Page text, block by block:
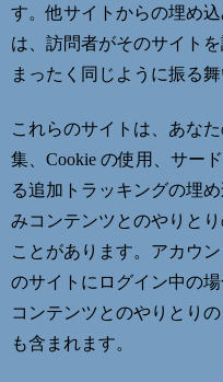
す。他サイトからの埋め
は、訪問者がそのサイト
まったく同じように振る舞
これらのサイトは、あな
集、Cookie の使用、サー
る追加トラッキングの埋
みコンテンツとのやりと
ことがあります。アカウ
のサイトにログイン中の
コンテンツとのやりとり
も含まれます。